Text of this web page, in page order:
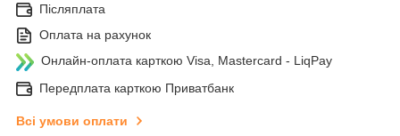
Післяплата
Оплата на рахунок
Онлайн-оплата карткою Visa, Mastercard - LiqPay
Передплата карткою Приватбанк
Всі умови оплати